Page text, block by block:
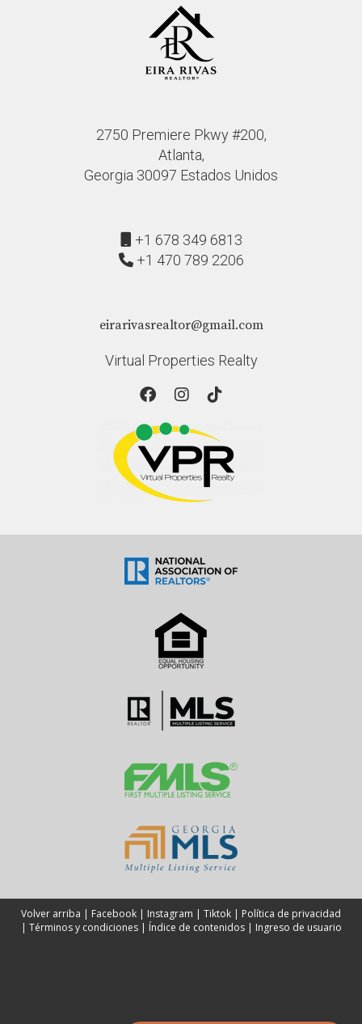
2750 Premiere Pkwy #200,
Atlanta,
Georgia 30097 Estados Unidos
+1 678 349 6813
+1 470 789 2206
eirarivasrealtor@gmail.com
Virtual Properties Realty
Volver arriba | Facebook | Instagram | Tiktok | Política de privacidad
| Términos y condiciones| Índice de contenidos| Ingreso de usuario